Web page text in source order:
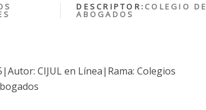
DESCRIPTOR: COLEGIO DE
ABOGADOS
CIJUL en Línea|Rama: Colegios